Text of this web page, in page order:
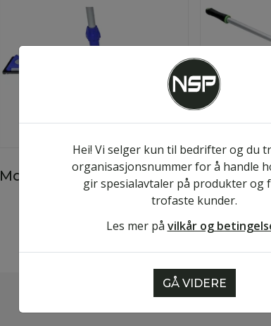
Mopperammer Skaft
Hei! Vi selger kun til bedrifter og du
organisasjonsnummer for å handle
gir spesialavtaler på produkter og
trofaste kunder.
Les mer på vilkår og
GÅ VIDERE